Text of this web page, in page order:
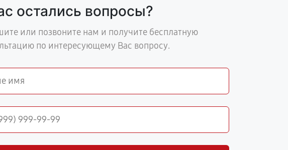
остались вопросы?
или позвоните нам и получите бесплатную
по интересующему Вас вопросу.